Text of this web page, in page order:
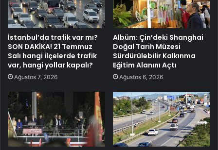
İstanbul’da trafik var mı?
SON DAKİKA! 21 Temmuz
Salı hangi ilçelerde trafik
var, hangi yollar kapalı?
Ağustos 7, 2026
Albüm: Çin’deki Shanghai
Doğal Tarih Müzesi
Sürdürülebilir Kalkınma
Eğitim Alanını Açtı
Ağustos 6, 2026